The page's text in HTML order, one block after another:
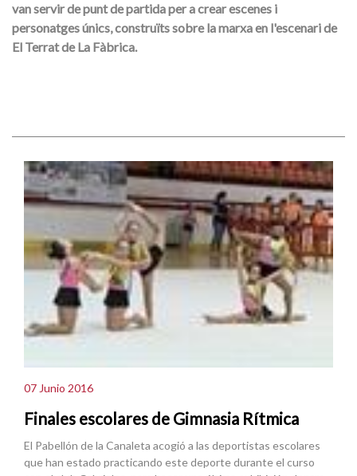
van servir de punt de partida per a crear escenes i
personatges únics, construïts sobre la marxa en l'escenari de
El Terrat de La Fàbrica.
07 Junio 2016
Finales escolares de Gimnasia Rítmica
El Pabellón de la Canaleta acogió a las deportistas escolares
que han estado practicando este deporte durante el curso